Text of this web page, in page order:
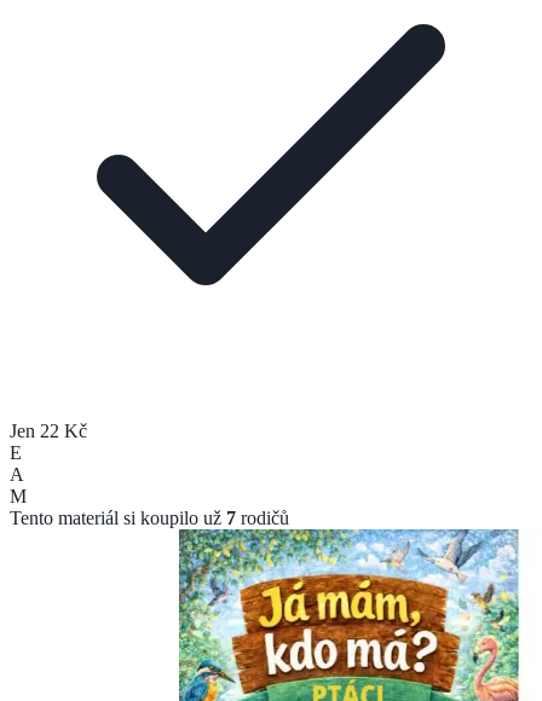
Jen 22 Kč
E
A
M
Tento materiál si koupilo už 7 rodičů